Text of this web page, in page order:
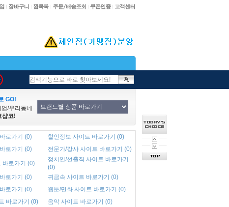
GO!
/우리동네
샵코!
로가기 (0)
할인정보 사이트 바로가기 (0)
로가기 (0) 전문가/강사 사이트 바로가기 (0)
바로가기 (0)
정치인/선출직 사이트 바로가기
(0)
로가기 (0)
귀금속 사이트 바로가기 (0)
로가기 (0)
웹툰/만화 사이트 바로가기 (0)
바로가기 (0)
음악 사이트 바로가기 (0)